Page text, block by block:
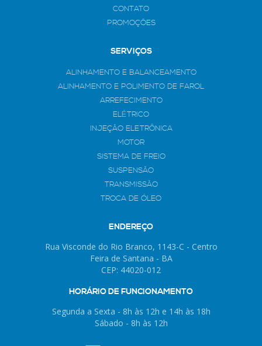
CONTATO
PROMOÇÕES
SERVIÇOS
ALINHAMENTO E BALANCEAMENTO
ALINHAMENTO E POLIMENTO DE FAROL
ARREFECIMENTO
ELÉTRICO
INJEÇÃO ELETRÔNICA
MOTOR
SISTEMA DE FREIO
SUSPENSÃO
TRANSMISSÃO
TROCA DE ÓLEO
ENDEREÇO
Rua Visconde do Rio Branco, 1143-C - Centro
Feira de Santana - BA
CEP: 44020-012
HORÁRIO DE FUNCIONAMENTO
Segunda a Sexta - 8h às 12h e 14h às 18h
Sábado - 8h às 12h